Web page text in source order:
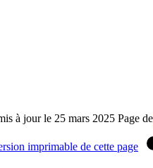
à jour le 25 mars 2025 Page de